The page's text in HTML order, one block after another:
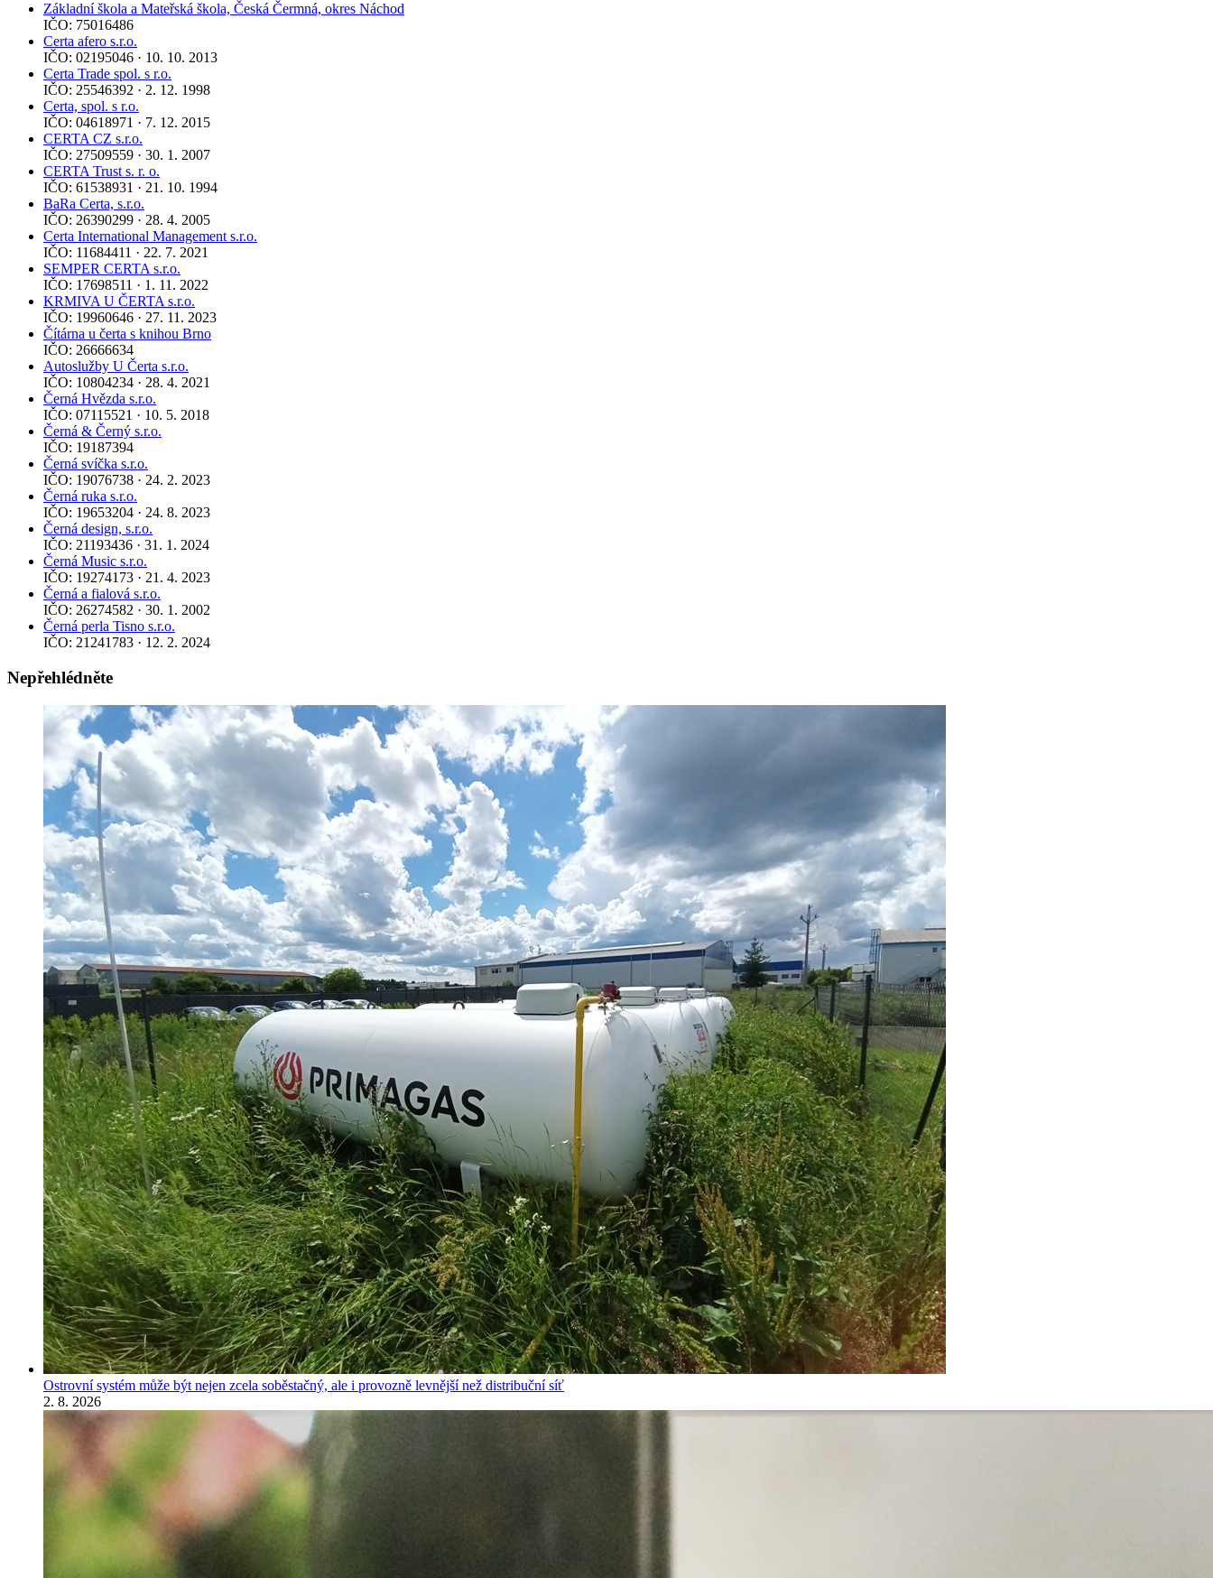
Základní škola a Mateřská škola, Česká Čermná, okres Náchod
IČO: 75016486
Certa afero s.r.o.
IČO: 02195046 · 10. 10. 2013
Certa Trade spol. s r.o.
IČO: 25546392 · 2. 12. 1998
Certa, spol. s r.o.
IČO: 04618971 · 7. 12. 2015
CERTA CZ s.r.o.
IČO: 27509559 · 30. 1. 2007
CERTA Trust s. r. o.
IČO: 61538931 · 21. 10. 1994
BaRa Certa, s.r.o.
IČO: 26390299 · 28. 4. 2005
Certa International Management s.r.o.
IČO: 11684411 · 22. 7. 2021
SEMPER CERTA s.r.o.
IČO: 17698511 · 1. 11. 2022
KRMIVA U ČERTA s.r.o.
IČO: 19960646 · 27. 11. 2023
Čítárna u čerta s knihou Brno
IČO: 26666634
Autoslužby U Čerta s.r.o.
IČO: 10804234 · 28. 4. 2021
Černá Hvězda s.r.o.
IČO: 07115521 · 10. 5. 2018
Černá & Černý s.r.o.
IČO: 19187394
Černá svíčka s.r.o.
IČO: 19076738 · 24. 2. 2023
Černá ruka s.r.o.
IČO: 19653204 · 24. 8. 2023
Černá design, s.r.o.
IČO: 21193436 · 31. 1. 2024
Černá Music s.r.o.
IČO: 19274173 · 21. 4. 2023
Černá a fialová s.r.o.
IČO: 26274582 · 30. 1. 2002
Černá perla Tisno s.r.o.
IČO: 21241783 · 12. 2. 2024
Nepřehlédněte
Ostrovní systém může být nejen zcela soběstačný, ale i provozně levnější než distribuční síť
2. 8. 2026